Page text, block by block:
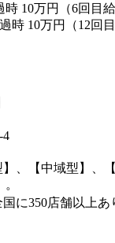
10万円（6回目給
時 10万円（12回目
4
、【中域型】、
に350店舗以上あ